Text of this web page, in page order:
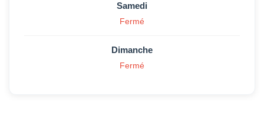
Samedi
Fermé
Dimanche
Fermé